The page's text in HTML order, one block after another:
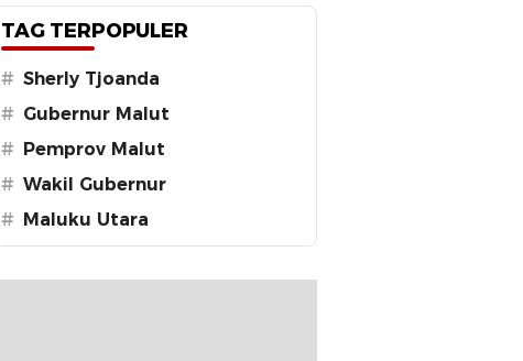
TAG TERPOPULER
# Sherly Tjoanda
# Gubernur Malut
#
Pemprov Malut
# Wakil Gubernur
#
Maluku Utara